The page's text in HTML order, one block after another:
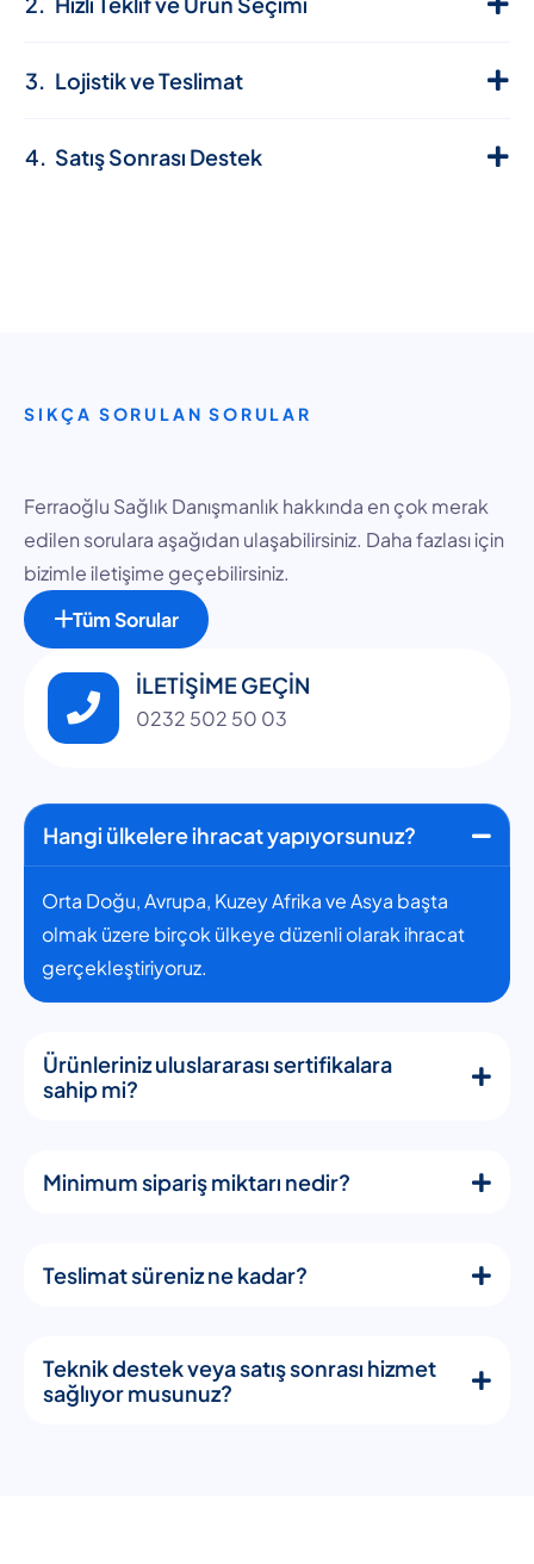
Lojistik ve Teslimat
Satış Sonrası Destek
SIKÇA SORULAN SORULAR
Ferraoğlu Sağlık Danışmanlık hakkında en çok merak
edilen sorulara aşağıdan ulaşabilirsiniz. Daha fazlası için
bizimle iletişime geçebilirsiniz.
Tüm Sorular
İLETİŞİME GEÇİN
0232 502 50 03
Hangi ülkelere ihracat yapıyorsunuz?
Orta Doğu, Avrupa, Kuzey Afrika ve Asya başta
olmak üzere birçok ülkeye düzenli olarak ihracat
gerçekleştiriyoruz.
Ürünleriniz uluslararası sertifikalara
sahip mi?
Minimum sipariş miktarı nedir?
Teslimat süreniz ne kadar?
Teknik destek veya satış sonrası hizmet
sağlıyor musunuz?